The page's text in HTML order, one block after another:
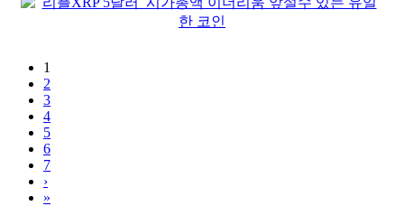
1
2
3
4
5
6
7
›
»